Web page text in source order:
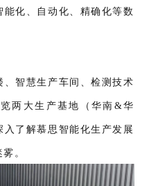
化、自动化、精确化等数
智慧生产车间、检测技术
两大生产基地（华南&华
了解慕思智能化生产发展
。